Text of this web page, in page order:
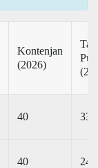
Kontenjan
(2026)
40
40